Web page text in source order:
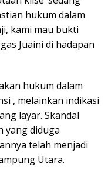
hukum dalam
kami mau bukti
Juaini di hadapan
hukum dalam
, melainkan indikasi
layar. Skandal
yang diduga
telah menjadi
Utara.